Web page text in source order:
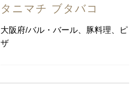
タニマチ ブタバコ
大阪府/バル・バール、豚料理、ピ
ザ